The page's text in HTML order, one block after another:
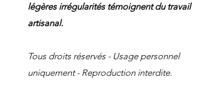
légères irrégularités témoignent du travail
artisanal.
Tous droits réservés - Usage personnel
uniquement - Reproduction interdite.